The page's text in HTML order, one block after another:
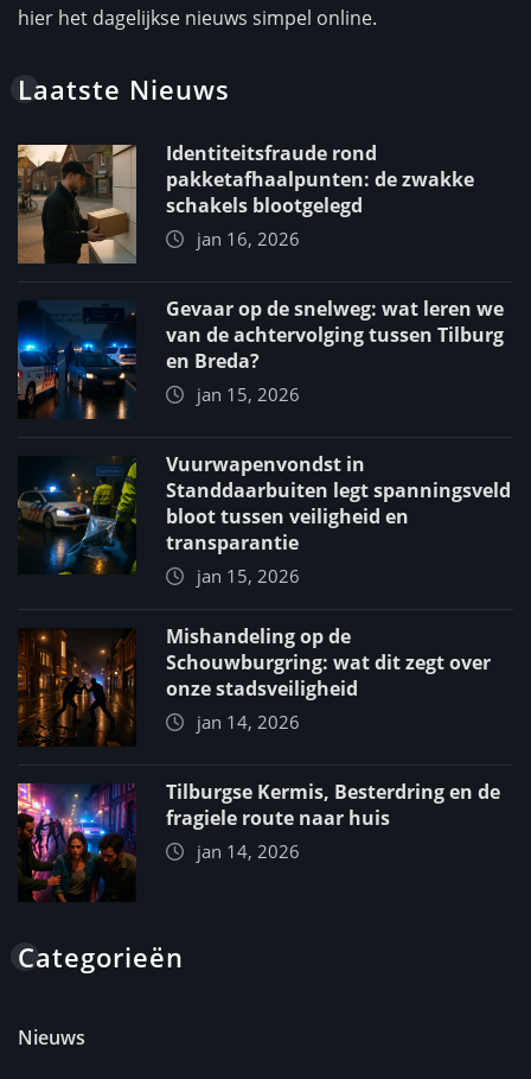
hier het dagelijkse nieuws simpel online.
Laatste Nieuws
Identiteitsfraude rond
pakketafhaalpunten: de zwakke
schakels blootgelegd
jan 16, 2026
Gevaar op de snelweg: wat leren we
van de achtervolging tussen Tilburg
en Breda?
jan 15, 2026
Vuurwapenvondst in
Standdaarbuiten legt spanningsveld
bloot tussen veiligheid en
transparantie
jan 15, 2026
Mishandeling op de
Schouwburgring: wat dit zegt over
onze stadsveiligheid
jan 14, 2026
Tilburgse Kermis, Besterdring en de
fragiele route naar huis
jan 14, 2026
Categorieën
Nieuws